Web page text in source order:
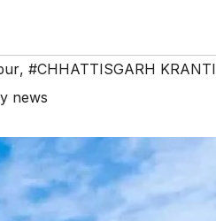
, #CHHATTISGARH KRANTI
news